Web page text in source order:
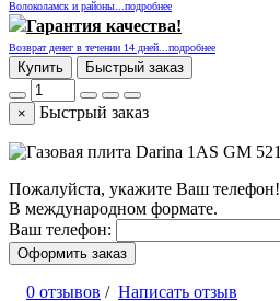
Волоколамск и районы...подробнее
Гарантия качества!
Возврат денег в течении 14 дней...подробнее
Купить Быстрый заказ
× Быстрый заказ
Пожалуйста, укажите Ваш телефон!
В международном формате.
Ваш телефон:
Оформить заказ
0 отзывов / Написать отзыв